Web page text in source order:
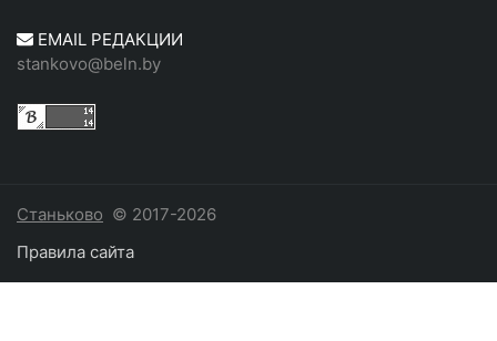
EMAIL РЕДАКЦИИ
stankovo@beln.by
Станьково © 2017-2026
Правила сайта